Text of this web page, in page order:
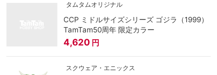
タムタムオリジナル
CCP ミドルサイズシリーズ ゴジラ（1999）
TamTam50周年 限定カラー
4,620 円
スクウェア・エニックス